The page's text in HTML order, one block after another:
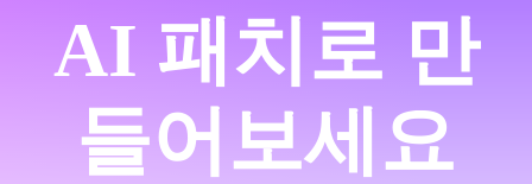
AI 패치로 만
들어보세요